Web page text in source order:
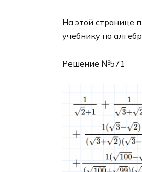
На этой странице
учебнику по
Решение №571